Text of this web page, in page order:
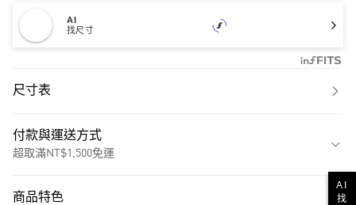
AI
找尺寸
尺寸表
付款與運送方式
超取滿NT$1,500免運
商品特色
AI
找